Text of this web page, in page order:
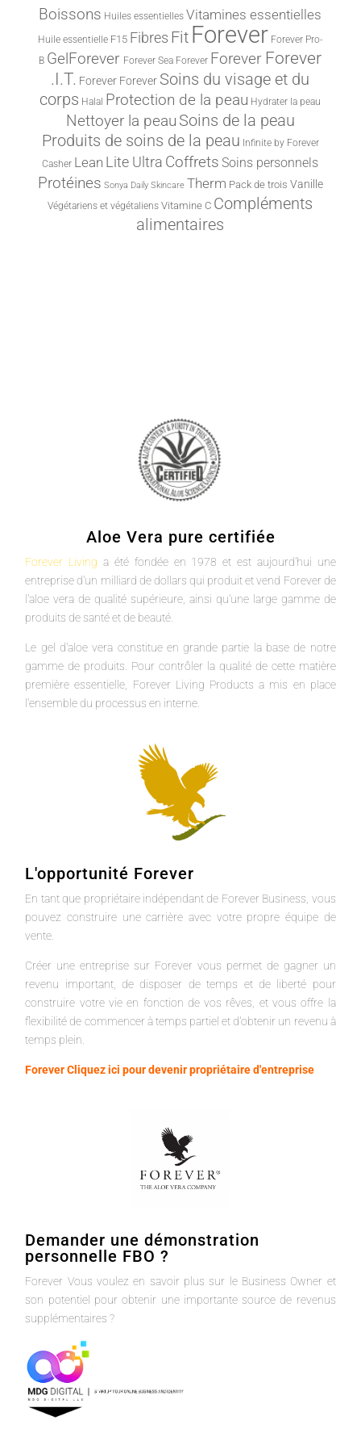
Boissons Huiles essentielles Vitamines essentielles
Huile essentielle F15 Fibres Fit Forever Forever Pro-
B GelForever Forever Sea Forever Forever Forever
.I.T. Forever Forever Soins du visage et du
corps Halal Protection de la peau Hydrater la peau
Nettoyer la peau Soins de la peau
Produits de soins de la peau Infinite by Forever
Casher Lean Lite Ultra Coffrets Soins personnels
Protéines Sonya Daily Skincare Therm Pack de trois Vanille
Végétariens et végétaliens Vitamine C Compléments
alimentaires
Aloe Vera pure certifiée
Forever Living a été fondée en 1978 et est aujourd'hui une
entreprise d'un milliard de dollars qui produit et vend Forever de
l'aloe vera de qualité supérieure, ainsi qu'une large gamme de
produits de santé et de beauté.
Le gel d'aloe vera constitue en grande partie la base de notre
gamme de produits. Pour contrôler la qualité de cette matière
première essentielle, Forever Living Products a mis en place
l'ensemble du processus en interne.
L'opportunité Forever
En tant que propriétaire indépendant de Forever Business, vous
pouvez construire une carrière avec votre propre équipe de
vente.
Créer une entreprise sur Forever vous permet de gagner un
revenu important, de disposer de temps et de liberté pour
construire votre vie en fonction de vos rêves, et vous offre la
flexibilité de commencer à temps partiel et d'obtenir un revenu à
temps plein.
Forever Cliquez ici pour devenir propriétaire d'entreprise
Demander une démonstration
personnelle FBO ?
Forever Vous voulez en savoir plus sur le Business Owner et
son potentiel pour obtenir une importante source de revenus
supplémentaires ?